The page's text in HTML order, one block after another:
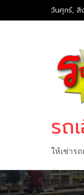
to
วันศุกร์, สิ
รถ
ให้เช่าร